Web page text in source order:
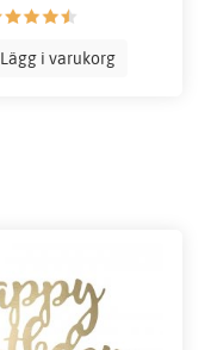
Lägg i varukorg